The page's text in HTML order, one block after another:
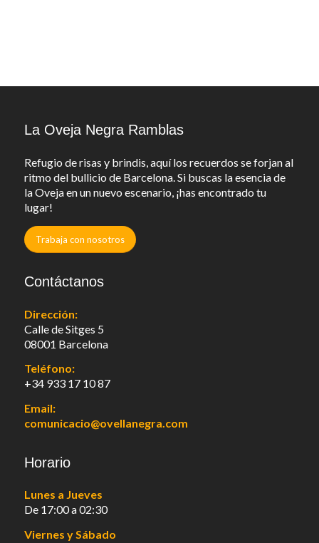
La Oveja Negra Ramblas
Refugio de risas y brindis, aquí los recuerdos se forjan al
ritmo del bullicio de Barcelona. Si buscas la esencia de
la Oveja en un nuevo escenario, ¡has encontrado tu
lugar!
Trabaja con nosotros
Contáctanos
Dirección:
Calle de Sitges 5
08001 Barcelona
Teléfono:
+34 933 17 10 87
Email:
comunicacio@ovellanegra.com
Horario
Lunes a Jueves
De 17:00 a 02:30
Viernes y Sábado